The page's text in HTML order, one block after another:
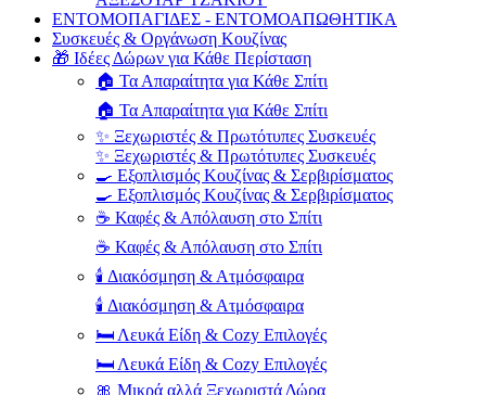
ΕΝΤΟΜΟΠΑΓΙΔΕΣ - ΕΝΤΟΜΟΑΠΩΘΗΤΙΚΑ
Συσκευές & Οργάνωση Κουζίνας
🎁 Ιδέες Δώρων για Κάθε Περίσταση
🏠 Τα Απαραίτητα για Κάθε Σπίτι
🏠 Τα Απαραίτητα για Κάθε Σπίτι
✨ Ξεχωριστές & Πρωτότυπες Συσκευές
✨ Ξεχωριστές & Πρωτότυπες Συσκευές
🍳 Εξοπλισμός Κουζίνας & Σερβιρίσματος
🍳 Εξοπλισμός Κουζίνας & Σερβιρίσματος
☕ Καφές & Απόλαυση στο Σπίτι
☕ Καφές & Απόλαυση στο Σπίτι
🕯️ Διακόσμηση & Ατμόσφαιρα
🕯️ Διακόσμηση & Ατμόσφαιρα
🛏️ Λευκά Είδη & Cozy Επιλογές
🛏️ Λευκά Είδη & Cozy Επιλογές
🎀 Μικρά αλλά Ξεχωριστά Δώρα